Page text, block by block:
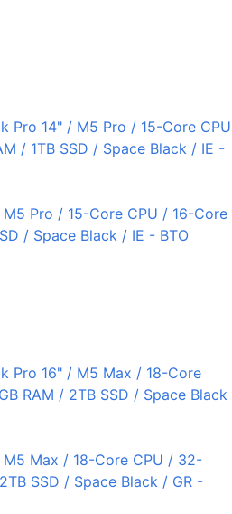
Pro / 15-Core CPU / 16-Core
/ Space Black / IE - BTO
Max / 18-Core CPU / 32-
SSD / Space Black / GR -